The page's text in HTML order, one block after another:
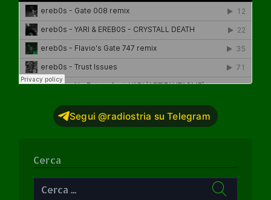
Segui @radiostria su Telegram
Cerca